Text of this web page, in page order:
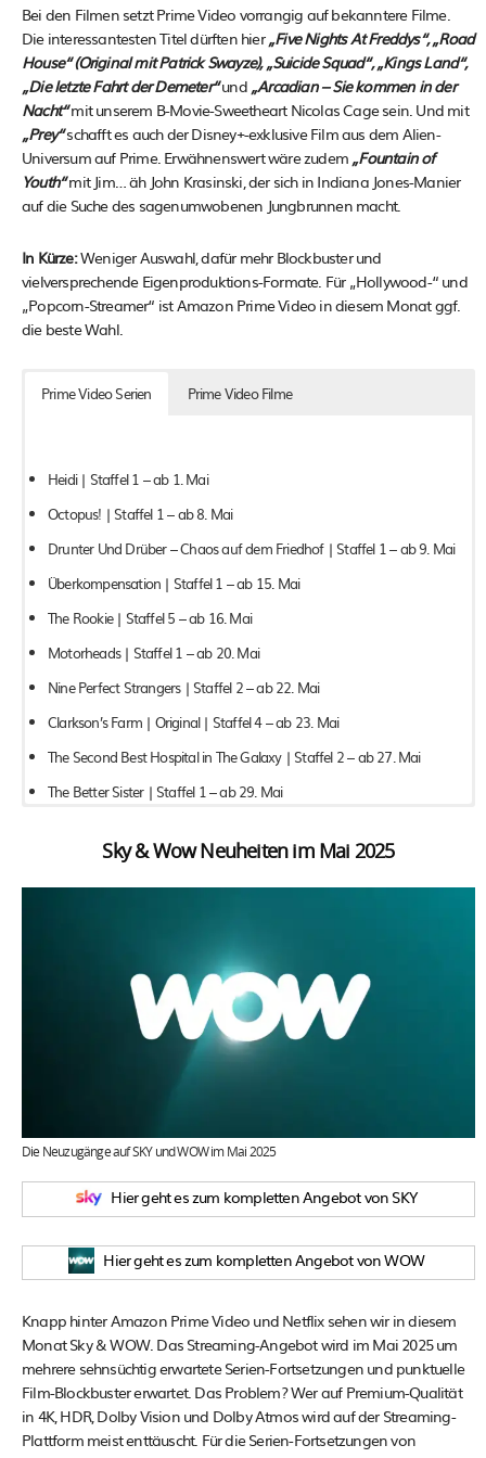
Lost in Starlight – Bald verfügbar (Netflix-Original)
F1: The Academy (Sport/Doku) – ab 28. Mai
Rhythm + Flow: Poland (Reality) – im Mai
Netflix Tudum 2025 (Live-Event) – ab 1. Juni
Bei den Filmen setzt Prime Video vorrangig auf bekanntere Filme.
Die interessantesten Titel dürften hier„Five Nights At Freddys“, „Road
House“ (Original mit Patrick Swayze), „Suicide Squad“, „Kings Land“,
„Die letzte Fahrt der Demeter“und „Arcadian – Sie kommen in der
Nacht“mit unserem B-Movie-Sweetheart Nicolas Cage sein. Und mit
„Prey“schafft es auch der Disney+-exklusive Film aus dem Alien-
Universum auf Prime. Erwähnenswert wäre zudem „Fountain of
Youth“mit Jim… äh John Krasinski, der sich in Indiana Jones-Manier
auf die Suche des sagenumwobenen Jungbrunnen macht.
In Kürze:Weniger Auswahl, dafür mehr Blockbuster und
vielversprechende Eigenproduktions-Formate. Für „Hollywood-“ und
„Popcorn-Streamer“ ist Amazon Prime Video in diesem Monat ggf.
die beste Wahl.
Prime Video Serien Prime Video Filme
Heidi | Staffel 1 – ab 1. Mai
Octopus! | Staffel 1 – ab 8. Mai
Drunter Und Drüber – Chaos auf dem Friedhof | Staffel 1 – ab 9. Mai
Überkompensation | Staffel 1 – ab 15. Mai
The Rookie | Staffel 5 – ab 16. Mai
Motorheads | Staffel 1 – ab 20. Mai
Nine Perfect Strangers | Staffel 2 – ab 22. Mai
Clarkson’s Farm | Original | Staffel 4 – ab 23. Mai
The Second Best Hospital in The Galaxy | Staffel 2 – ab 27. Mai
The Better Sister | Staffel 1 – ab 29. Mai
Elektra – ab 1. Mai
Der Schlimmste Mensch Der Welt – ab 1. Mai
Prey – ab 2. Mai
Die letzte Fahrt der Demeter – ab 2. Mai
Five Nights At Freddy’s – ab 5. Mai
Arcadian – Sie Kommen In Der Nacht – ab 11. Mai
Treasure – ab 12. Mai
Kompromat – Die Macht Der Lüge – ab 15. Mai
Suicide Squad – ab 16. Mai
In Liebe, Eure Hilde – ab 17. Mai
King’s Land – ab 19. Mai
Restore Point – ab 20. Mai
Wonder Woman – ab 23. Mai
Sky & Wow Neuheiten im Mai 2025
Die Neuzugänge auf SKY und WOW im Mai 2025
Hier geht es zum kompletten Angebot von SKY
Hier geht es zum kompletten Angebot von WOW
Knapp hinter Amazon Prime Video und Netflix sehen wir in diesem
Monat Sky & WOW. Das Streaming-Angebot wird im Mai 2025 um
mehrere sehnsüchtig erwartete Serien-Fortsetzungen und punktuelle
Film-Blockbuster erwartet. Das Problem? Wer auf Premium-Qualität
in 4K, HDR, Dolby Vision und Dolby Atmos wird auf der Streaming-
Plattform meist enttäuscht. Für die Serien-Fortsetzungen von